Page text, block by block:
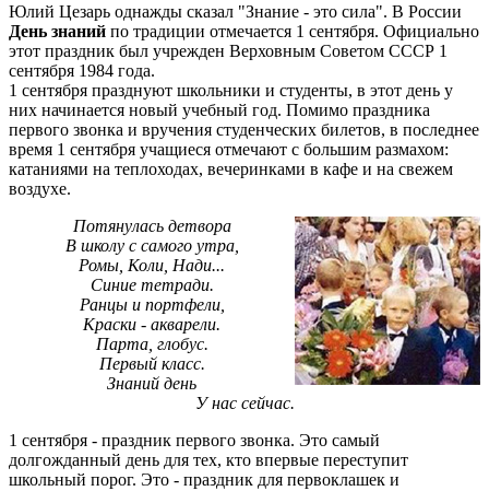
Юлий Цезарь однажды сказал "Знание - это сила". В России
День знаний по традиции отмечается 1 сентября. Официально
этот праздник был учрежден Верховным Советом СССР 1
сентября 1984 года.
1 сентября празднуют школьники и студенты, в этот день у
них начинается новый учебный год. Помимо праздника
первого звонка и вручения студенческих билетов, в последнее
время 1 сентября учащиеся отмечают с большим размахом:
катаниями на теплоходах, вечеринками в кафе и на свежем
воздухе.
Потянулась детвора
В школу с самого утра,
Ромы, Коли, Нади...
Синие тетради.
Ранцы и портфели,
Краски - акварели.
Парта, глобус.
Первый класс.
Знаний день
У нас сейчас.
1 сентября - праздник первого звонка. Это самый
долгожданный день для тех, кто впервые переступит
школьный порог. Это - праздник для первоклашек и